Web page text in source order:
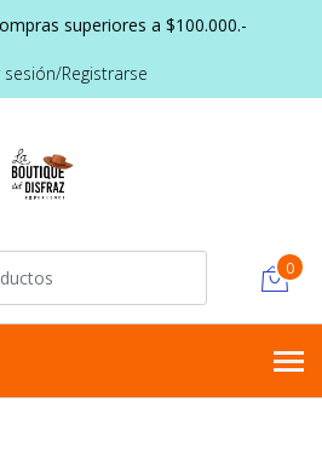
superiores a $100.000.-
sesión/Registrarse
0